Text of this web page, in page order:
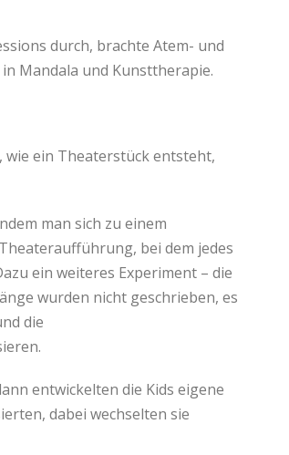
durch, brachte Atem- und
Mandala und Kunsttherapie.
wie ein Theaterstück entsteht,
man sich zu einem
bei dem jedes
ein weiteres Experiment – die
wurden nicht geschrieben, es
die
entwickelten die Kids eigene
dabei wechselten sie